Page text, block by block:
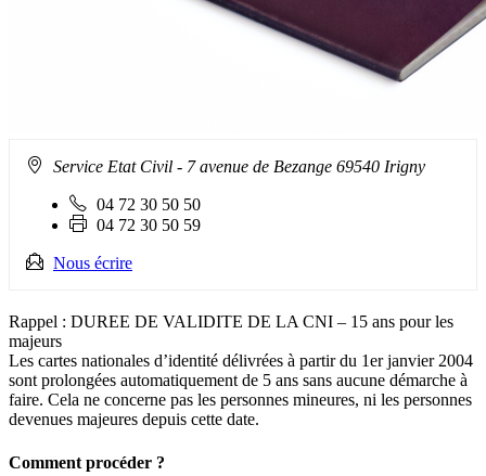
Demander une carte d’identité / passeport
AdresseService Etat Civil - 7 avenue de Bezange 69540 Irigny
Téléphone
fixe
04 72 30 50 50
Fax
04 72 30 50 59
Nous écrire
Rappel : DUREE DE VALIDITE DE LA CNI – 15 ans pour les
majeurs
Les cartes nationales d’identité délivrées à partir du 1er janvier 2004
sont prolongées automatiquement de 5 ans sans aucune démarche à
faire. Cela ne concerne pas les personnes mineures, ni les personnes
devenues majeures depuis cette date.
Comment procéder ?